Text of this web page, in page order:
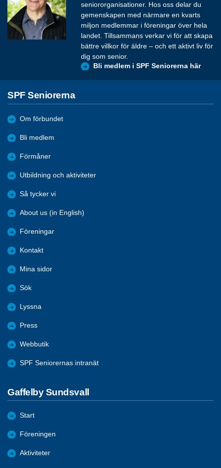
seniororganisationer. Hos oss delar du
gemenskapen med närmare en kvarts
miljon medlemmar i föreningar över hela
landet. Tillsammans verkar vi för att skapa
bättre villkor för äldre – och ett aktivt liv för
dig som senior.
Bli medlem i SPF Seniorerna här
SPF Seniorerna
Om förbundet
Bli medlem
Förmåner
Utbildning och aktiviteter
Så tycker vi
About us (in English)
Föreningar
Kontakt
Mina sidor
Sök
Lyssna
Press
Webbutik
SPF Seniorernas intranät
Gaffelby Sundsvall
Start
Föreningen
Aktiviteter